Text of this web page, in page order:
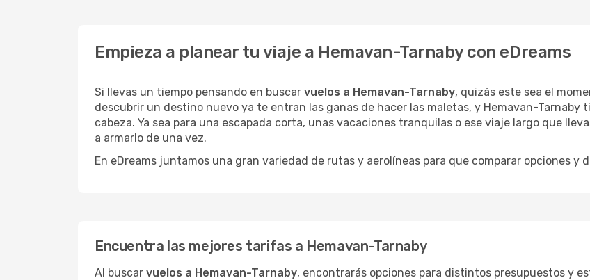
Empieza a planear tu viaje a Hemavan-Tarnaby con eDreams
Si llevas un tiempo pensando en buscar vuelos a Hemavan-Tarnaby, quizás este sea el
descubrir un destino nuevo ya te entran las ganas de hacer las maletas, y Hemavan-Tarnaby
cabeza. Ya sea para una escapada corta, unas vacaciones tranquilas o ese viaje largo que
a armarlo de una vez.
En eDreams juntamos una gran variedad de rutas y aerolíneas para que comparar opciones y
Encuentra las mejores tarifas a Hemavan-Tarnaby
Al buscar vuelos a Hemavan-Tarnaby, encontrarás opciones para distintos presupuestos y